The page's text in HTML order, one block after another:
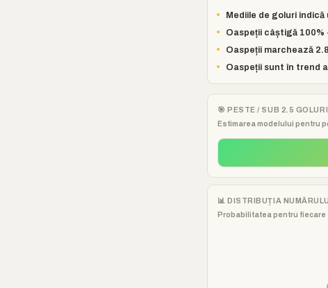
•
Mediile de goluri
•
Oaspeții câștigă
•
Oaspeții marchează
•
Oaspeții sunt în trend
🎯 PESTE / SUB 2.5 GOLURI
Estimarea modelului pentru
📊 DISTRIBUȚIA
Probabilitatea pentru